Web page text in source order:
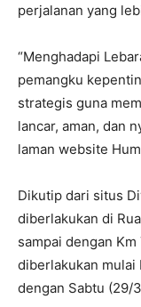
perjalanan yang
“Menghadapi
pemangku
strategis guna
lancar, aman, dan
laman website
Dikutip dari situs
diberlakukan di
sampai dengan
diberlakukan mulai
dengan Sabtu (29/